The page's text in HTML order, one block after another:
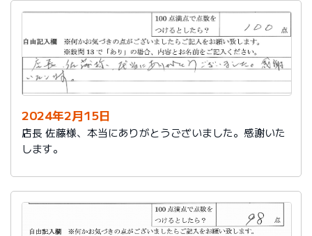
2024年2月15日
店長 佐藤様、本当にありがとうございました。感謝いた
します。